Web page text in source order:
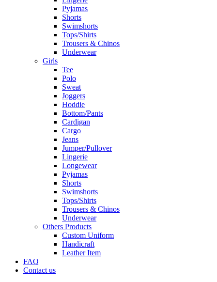
Pyjamas
Shorts
Swimshorts
Tops/Shirts
Trousers & Chinos
Underwear
Girls
Tee
Polo
Sweat
Joggers
Hoddie
Bottom/Pants
Cardigan
Cargo
Jeans
Jumper/Pullover
Lingerie
Longewear
Pyjamas
Shorts
Swimshorts
Tops/Shirts
Trousers & Chinos
Underwear
Others Products
Custom Uniform
Handicraft
Leather Item
FAQ
Contact us